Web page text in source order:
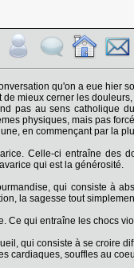
qu'on a eue hier
mieux cerner les
pas au sens catholique
physiques, mais pas
en commençant par la
Celle-ci entraîne des
qui est la générosité.
qui consiste à
la sagesse tout
Ce qui entraîne les chocs
qui consiste à se croire
cardiaques, souffles au